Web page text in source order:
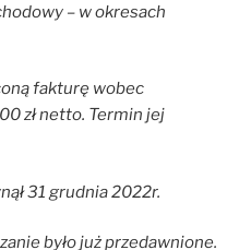
– w okresach
fakturę wobec
zł netto. Termin jej
31 grudnia 2022r.
było już przedawnione.